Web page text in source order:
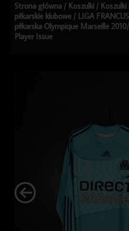
Strona główna / Koszulki / Koszulki
piłkarskie klubowe / LIGA
piłkarska Olympique Marseille
Player Issue